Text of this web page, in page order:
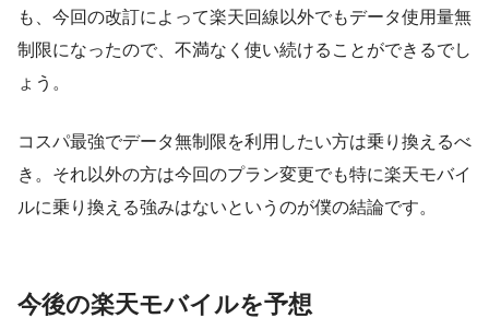
も、今回の改訂によって楽天回線以外でもデータ使用量無
制限になったので、不満なく使い続けることができるでし
ょう。
コスパ最強でデータ無制限を利用したい方は乗り換えるべ
き。それ以外の方は今回のプラン変更でも特に楽天モバイ
ルに乗り換える強みはないというのが僕の結論です。
今後の楽天モバイルを予想